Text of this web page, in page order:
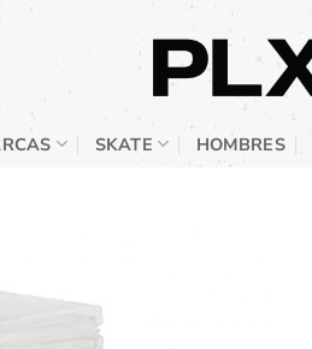
SKATE HOMBRES